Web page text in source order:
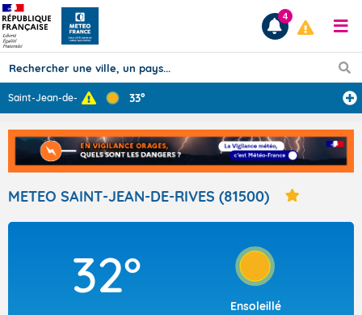
Prévisions
TOUS LES RÉSULTATS
Articles
4
Saint-Jean-de-R... 33°
METEO SAINT-JEAN-DE-RIVES (81500)
32°
Ensoleillé